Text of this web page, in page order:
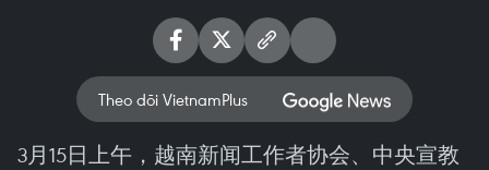
Theo dõi VietnamPlus
3月15日上午，越南新闻工作者协会、中央宣教